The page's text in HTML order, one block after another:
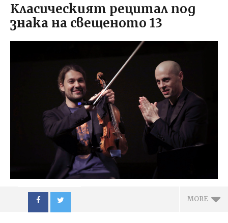
Kласическият рецитал под
знака на свещеното 13
MORE